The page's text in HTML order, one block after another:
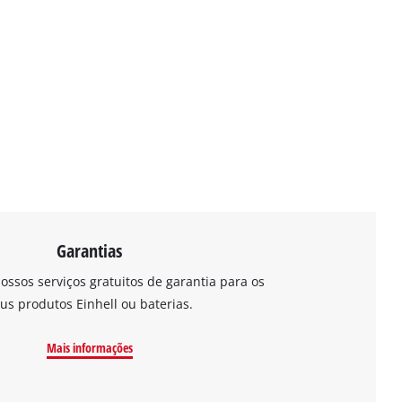
Garantias
serviços gratuitos de garantia para os
produtos Einhell ou baterias.
Mais informações